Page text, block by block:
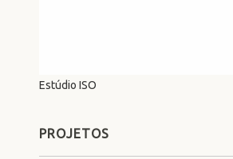
Estúdio ISO
PROJETOS